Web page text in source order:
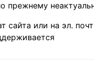
UNITED
STATES
Наборы и
коллекции
прежнему
сайта или на эл.